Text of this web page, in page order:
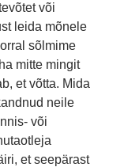
või
leida mõnele
sõlmime
mitte mingit
et võtta. Mida
neile
või
et seepärast